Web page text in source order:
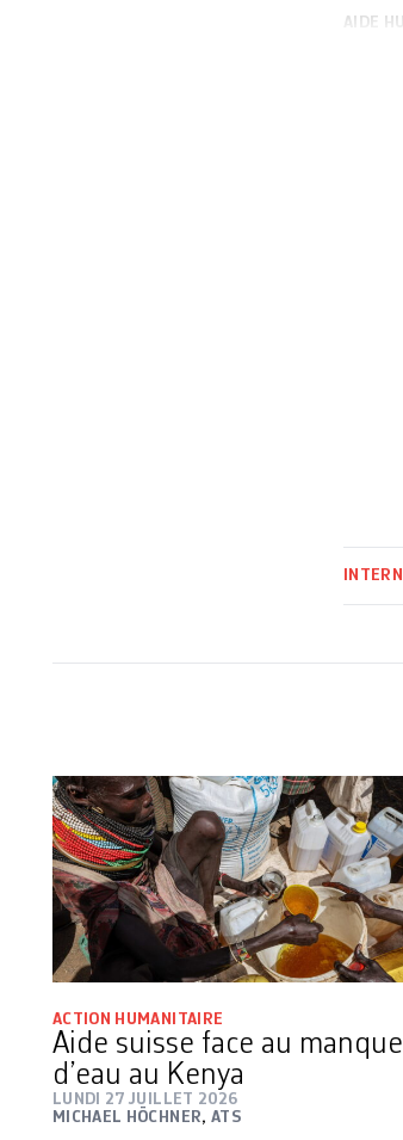
AIDE
ACTION HUMANITAIRE
Aide suisse face au manque
d’eau au Kenya
LUNDI 27 JUILLET 2026
MICHAEL HÖCHNER, ATS